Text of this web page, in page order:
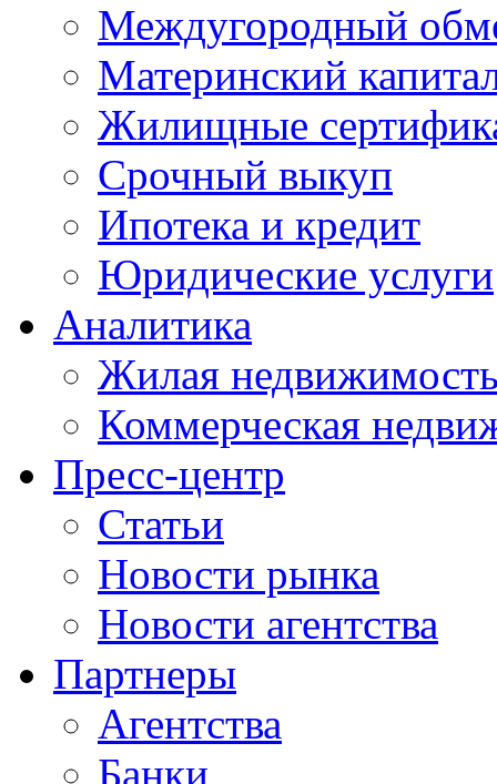
Междугородный
Материнский
Жилищные
Срочный выкуп
Ипотека и кредит
Юридические услуги
Аналитика
Жилая
Коммерческая
Пресс-центр
Статьи
Новости рынка
Новости агентства
Партнеры
Агентства
Банки